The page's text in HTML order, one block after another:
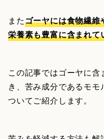
またゴーヤには食物繊
栄養素も豊富に含まれて
この記事ではゴーヤに
き、苦み成分であるモ
ついてご紹介します。